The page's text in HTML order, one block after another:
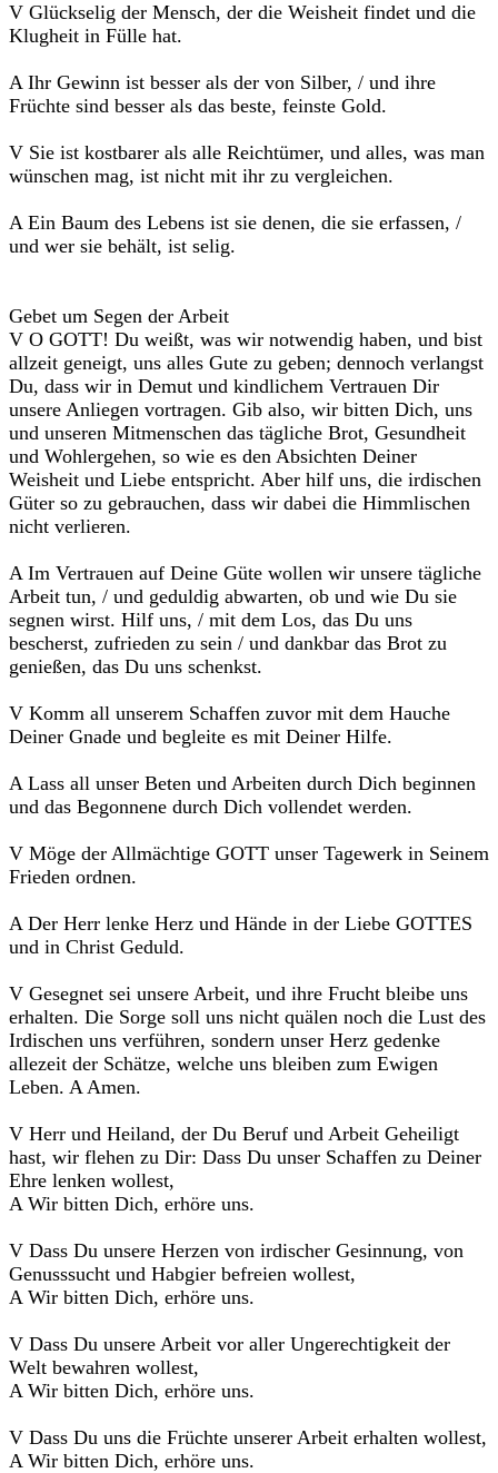
V Glückselig der Mensch, der die Weisheit findet und die
Klugheit in Fülle hat.
A Ihr Gewinn ist besser als der von Silber, / und ihre
Früchte sind besser als das beste, feinste Gold.
V Sie ist kostbarer als alle Reichtümer, und alles, was man
wünschen mag, ist nicht mit ihr zu vergleichen.
A Ein Baum des Lebens ist sie denen, die sie erfassen, /
und wer sie behält, ist selig.
Gebet um Segen der Arbeit
V O GOTT! Du weißt, was wir notwendig haben, und bist
allzeit geneigt, uns alles Gute zu geben; dennoch verlangst
Du, dass wir in Demut und kindlichem Vertrauen Dir
unsere Anliegen vortragen. Gib also, wir bitten Dich, uns
und unseren Mitmenschen das tägliche Brot, Gesundheit
und Wohlergehen, so wie es den Absichten Deiner
Weisheit und Liebe entspricht. Aber hilf uns, die irdischen
Güter so zu gebrauchen, dass wir dabei die Himmlischen
nicht verlieren.
A Im Vertrauen auf Deine Güte wollen wir unsere tägliche
Arbeit tun, / und geduldig abwarten, ob und wie Du sie
segnen wirst. Hilf uns, / mit dem Los, das Du uns
bescherst, zufrieden zu sein / und dankbar das Brot zu
genießen, das Du uns schenkst.
V Komm all unserem Schaffen zuvor mit dem Hauche
Deiner Gnade und begleite es mit Deiner Hilfe.
A Lass all unser Beten und Arbeiten durch Dich beginnen
und das Begonnene durch Dich vollendet werden.
V Möge der Allmächtige GOTT unser Tagewerk in Seinem
Frieden ordnen.
A Der Herr lenke Herz und Hände in der Liebe GOTTES
und in Christ Geduld.
V Gesegnet sei unsere Arbeit, und ihre Frucht bleibe uns
erhalten. Die Sorge soll uns nicht quälen noch die Lust des
Irdischen uns verführen, sondern unser Herz gedenke
allezeit der Schätze, welche uns bleiben zum Ewigen
Leben. A Amen.
V Herr und Heiland, der Du Beruf und Arbeit Geheiligt
hast, wir flehen zu Dir: Dass Du unser Schaffen zu Deiner
Ehre lenken wollest,
A Wir bitten Dich, erhöre uns.
V Dass Du unsere Herzen von irdischer Gesinnung, von
Genusssucht und Habgier befreien wollest,
A Wir bitten Dich, erhöre uns.
V Dass Du unsere Arbeit vor aller Ungerechtigkeit der
Welt bewahren wollest,
A Wir bitten Dich, erhöre uns.
V Dass Du uns die Früchte unserer Arbeit erhalten wollest,
A Wir bitten Dich, erhöre uns.